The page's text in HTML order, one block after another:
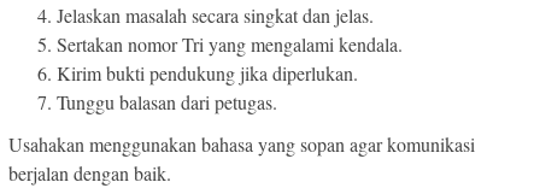
Jelaskan masalah secara singkat dan jelas.
Sertakan nomor Tri yang mengalami kendala.
Kirim bukti pendukung jika diperlukan.
Tunggu balasan dari petugas.
Usahakan menggunakan bahasa yang sopan agar komunikasi
berjalan dengan baik.